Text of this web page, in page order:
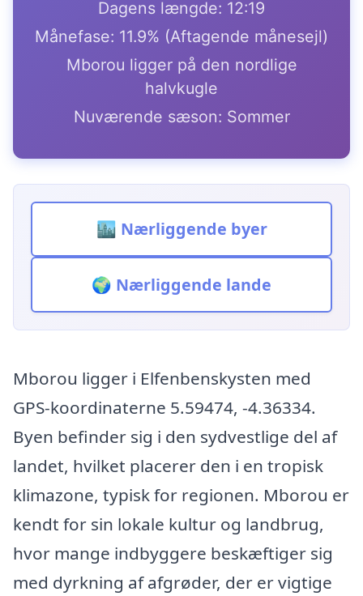
Dagens længde: 12:19
Månefase: 11.9% (Aftagende månesejl)
Mborou ligger på den nordlige
halvkugle
Nuværende sæson: Sommer
🏙️ Nærliggende byer
🌍 Nærliggende lande
Mborou ligger i Elfenbenskysten med
GPS-koordinaterne 5.59474, -4.36334.
Byen befinder sig i den sydvestlige del af
landet, hvilket placerer den i en tropisk
klimazone, typisk for regionen. Mborou er
kendt for sin lokale kultur og landbrug,
hvor mange indbyggere beskæftiger sig
med dyrkning af afgrøder, der er vigtige